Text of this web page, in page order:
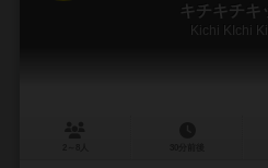
キチキチキ
Kichi KIchi